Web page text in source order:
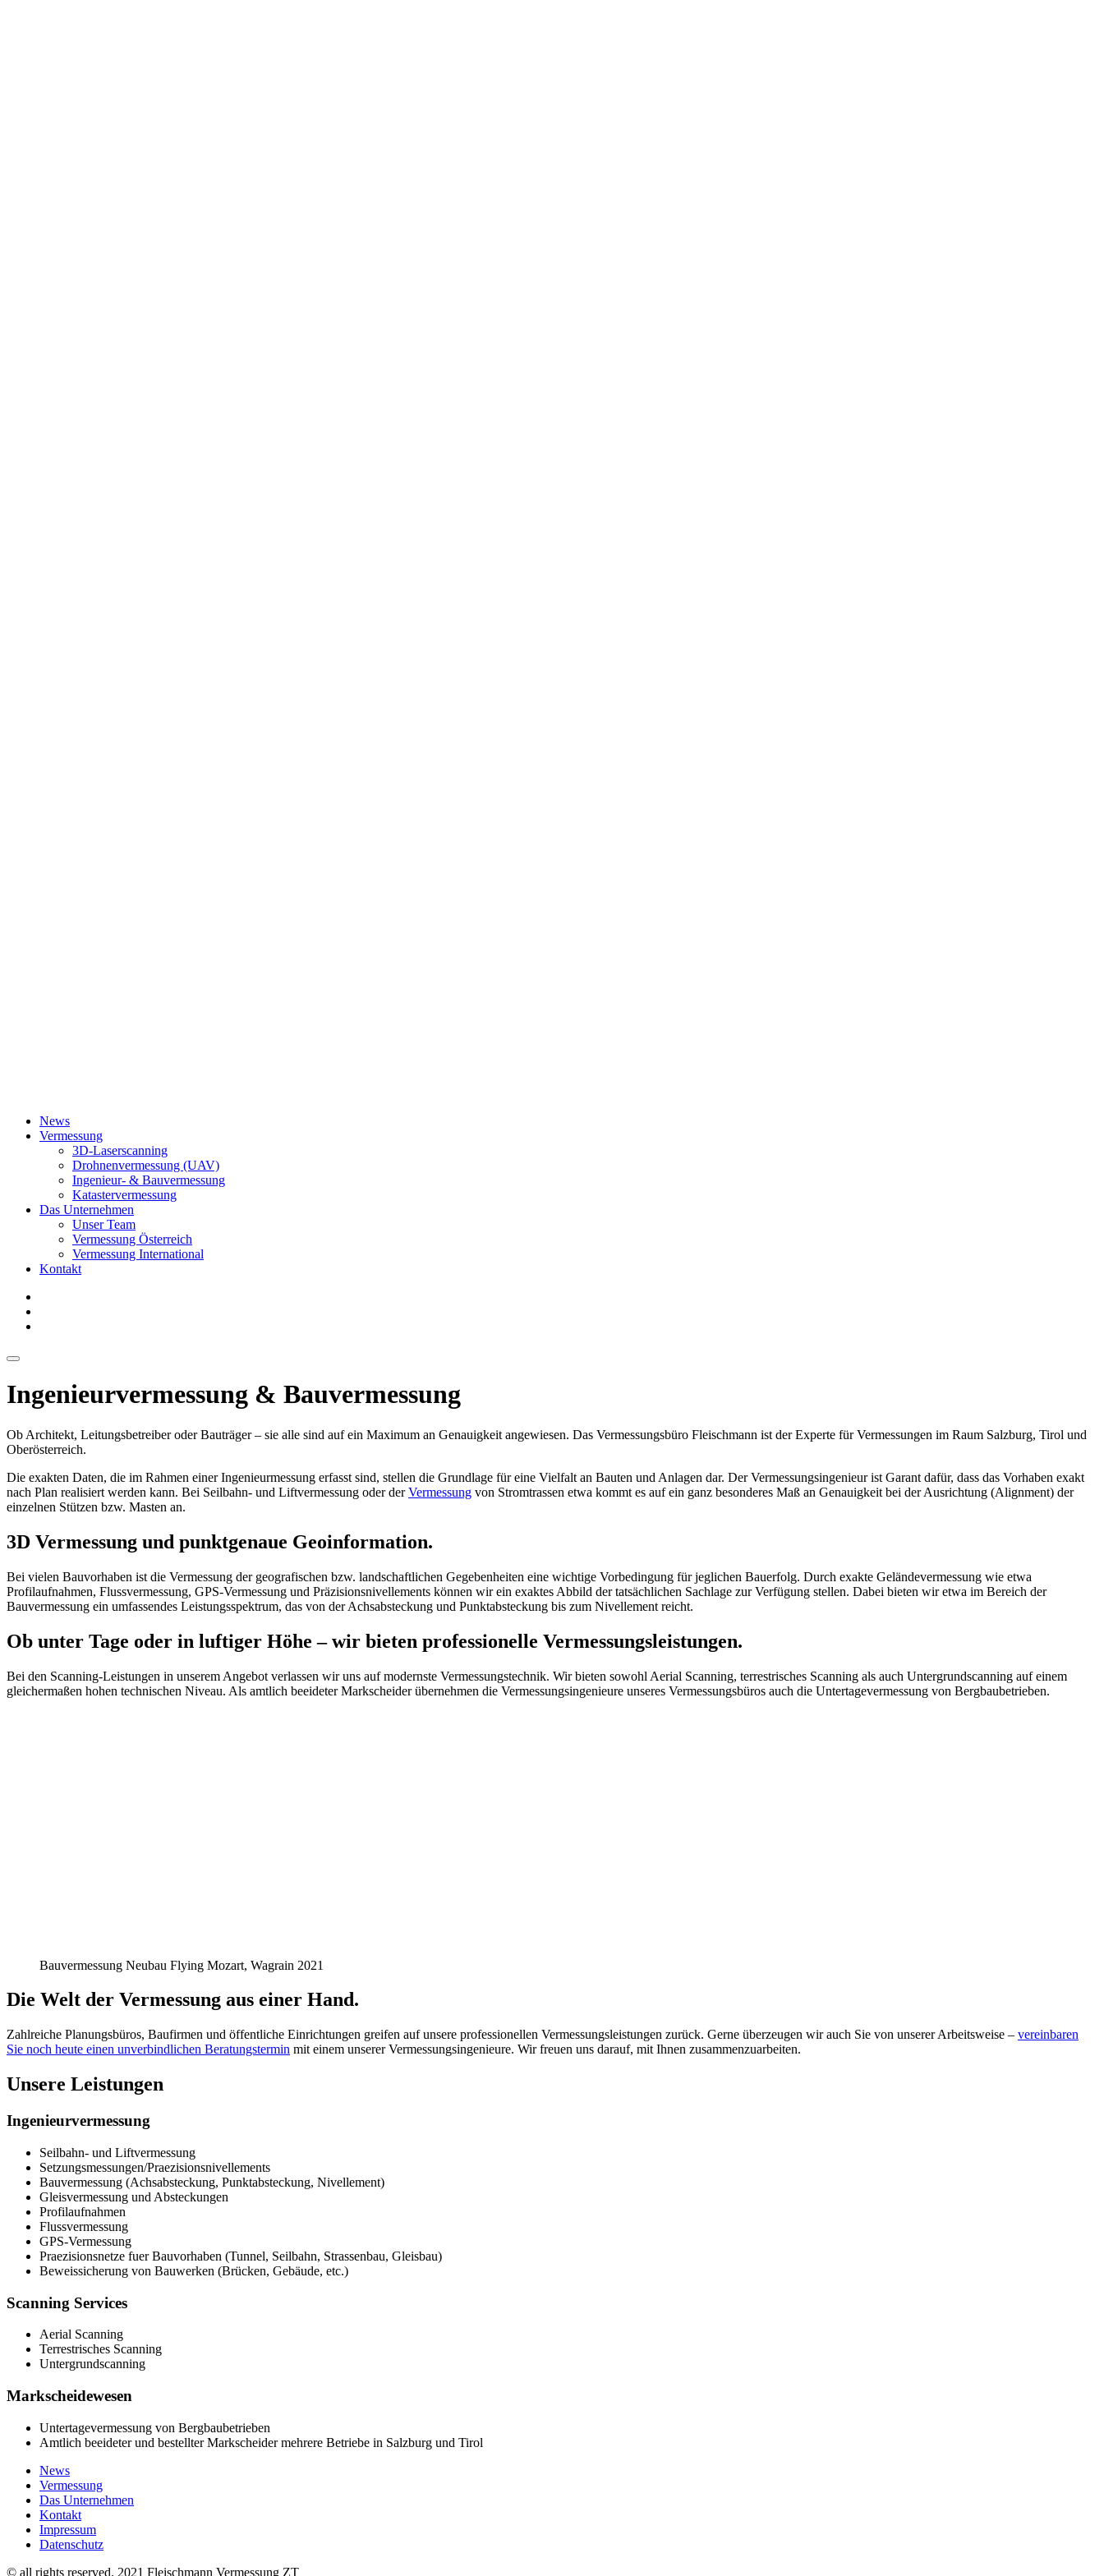
News
Vermessung
3D-Laserscanning
Drohnenvermessung (UAV)
Ingenieur- & Bauvermessung
Katastervermessung
Das Unternehmen
Unser Team
Vermessung Österreich
Vermessung International
Kontakt
Ingenieurvermessung & Bauvermessung
Ob Architekt, Leitungsbetreiber oder Bauträger – sie alle sind auf ein Maximum an Genauigkeit angewiesen. Das Vermessungsbüro Fleischmann ist der Experte für Vermessungen im Raum Salzburg, Tirol und
Oberösterreich.
Die exakten Daten, die im Rahmen einer Ingenieurmessung erfasst sind, stellen die Grundlage für eine Vielfalt an Bauten und Anlagen dar. Der Vermessungsingenieur ist Garant dafür, dass das Vorhaben exakt
nach Plan realisiert werden kann. Bei Seilbahn- und Liftvermessung oder derVermessung von Stromtrassen etwa kommt es auf ein ganz besonderes Maß an Genauigkeit bei der Ausrichtung (Alignment) der
einzelnen Stützen bzw. Masten an.
3D Vermessung und punktgenaue Geoinformation.
Bei vielen Bauvorhaben ist die Vermessung der geografischen bzw. landschaftlichen Gegebenheiten eine wichtige Vorbedingung für jeglichen Bauerfolg. Durch exakte Geländevermessung wie etwa
Profilaufnahmen, Flussvermessung, GPS-Vermessung und Präzisionsnivellements können wir ein exaktes Abbild der tatsächlichen Sachlage zur Verfügung stellen. Dabei bieten wir etwa im Bereich der
Bauvermessung ein umfassendes Leistungsspektrum, das von der Achsabsteckung und Punktabsteckung bis zum Nivellement reicht.
Ob unter Tage oder in luftiger Höhe – wir bieten professionelle Vermessungsleistungen.
Bei den Scanning-Leistungen in unserem Angebot verlassen wir uns auf modernste Vermessungstechnik. Wir bieten sowohl Aerial Scanning, terrestrisches Scanning als auch Untergrundscanning auf einem
gleichermaßen hohen technischen Niveau. Als amtlich beeideter Markscheider übernehmen die Vermessungsingenieure unseres Vermessungsbüros auch die Untertagevermessung von Bergbaubetrieben.
Bauvermessung Neubau Flying Mozart, Wagrain 2021
Die Welt der Vermessung aus einer Hand.
Zahlreiche Planungsbüros, Baufirmen und öffentliche Einrichtungen greifen auf unsere professionellen Vermessungsleistungen zurück. Gerne überzeugen wir auch Sie von unserer Arbeitsweise – vereinbaren
Sie noch heute einen unverbindlichen Beratungstermin mit einem unserer Vermessungsingenieure. Wir freuen uns darauf, mit Ihnen zusammenzuarbeiten.
Unsere Leistungen
Ingenieurvermessung
Seilbahn- und Liftvermessung
Setzungsmessungen/Praezisionsnivellements
Bauvermessung (Achsabsteckung, Punktabsteckung, Nivellement)
Gleisvermessung und Absteckungen
Profilaufnahmen
Flussvermessung
GPS-Vermessung
Praezisionsnetze fuer Bauvorhaben (Tunnel, Seilbahn, Strassenbau, Gleisbau)
Beweissicherung von Bauwerken (Brücken, Gebäude, etc.)
Scanning Services
Aerial Scanning
Terrestrisches Scanning
Untergrundscanning
Markscheidewesen
Untertagevermessung von Bergbaubetrieben
Amtlich beeideter und bestellter Markscheider mehrere Betriebe in Salzburg und Tirol
News
Vermessung
Das Unternehmen
Kontakt
Impressum
Datenschutz
© all rights reserved. 2021 Fleischmann Vermessung ZT